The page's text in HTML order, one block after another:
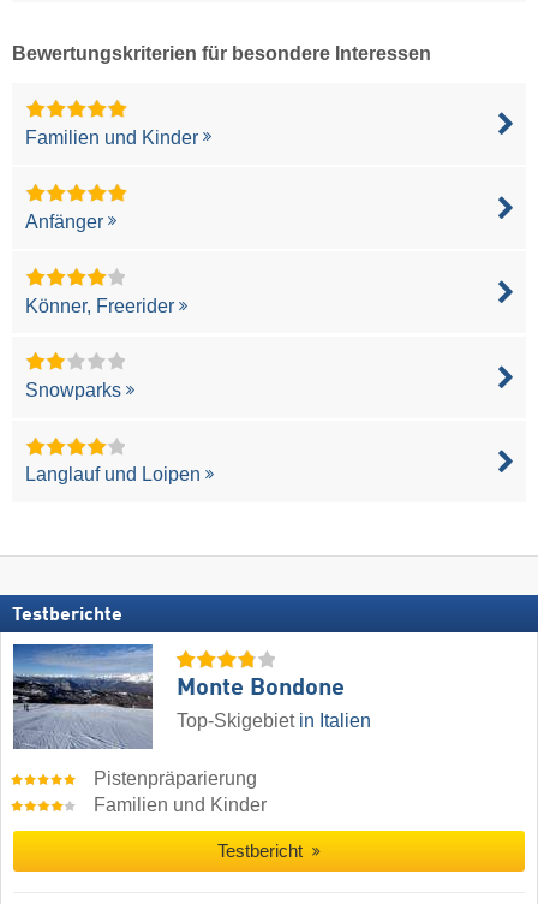
Bewertungskriterien für besondere Interessen
Familien und Kinder
Anfänger
Könner, Freerider
Snowparks
Langlauf und Loipen
Testberichte
Monte Bondone
Top-Skigebiet in Italien
Pistenpräparierung
Familien und Kinder
Testbericht